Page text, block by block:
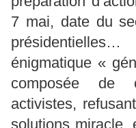
7 mai, date du
énigmatique «
composée de
activistes,
solutions miracle,